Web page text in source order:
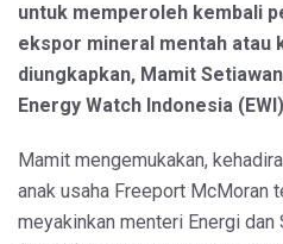
untuk memperoleh kembali
ekspor mineral mentah atau
diungkapkan, Mamit
Energy Watch Indonesia
Mamit mengemukakan,
anak usaha Freeport McMoran
meyakinkan menteri Energi dan